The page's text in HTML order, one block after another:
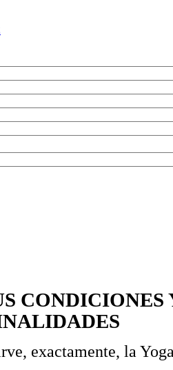
CONDICIONES
exactamente, la